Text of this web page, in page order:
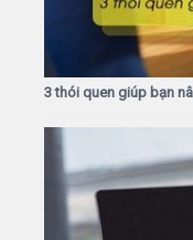
3 thói quen giúp bạn